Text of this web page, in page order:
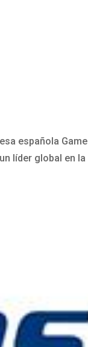
española
líder global en la